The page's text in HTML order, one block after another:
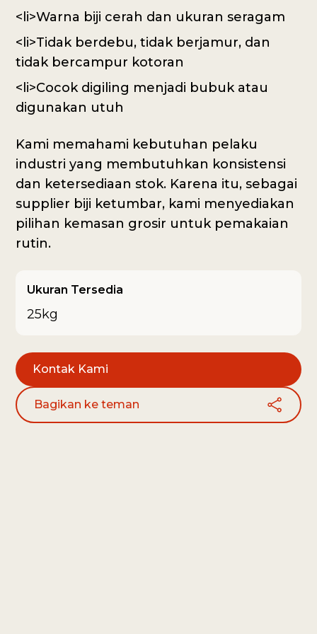
<li>Warna biji cerah dan ukuran seragam
<li>Tidak berdebu, tidak berjamur, dan
tidak bercampur kotoran
<li>Cocok digiling menjadi bubuk atau
digunakan utuh
Kami memahami kebutuhan pelaku
industri yang membutuhkan konsistensi
dan ketersediaan stok. Karena itu, sebagai
supplier biji ketumbar, kami menyediakan
pilihan kemasan grosir untuk pemakaian
rutin.
Ukuran Tersedia
25kg
Kontak Kami
Bagikan ke teman